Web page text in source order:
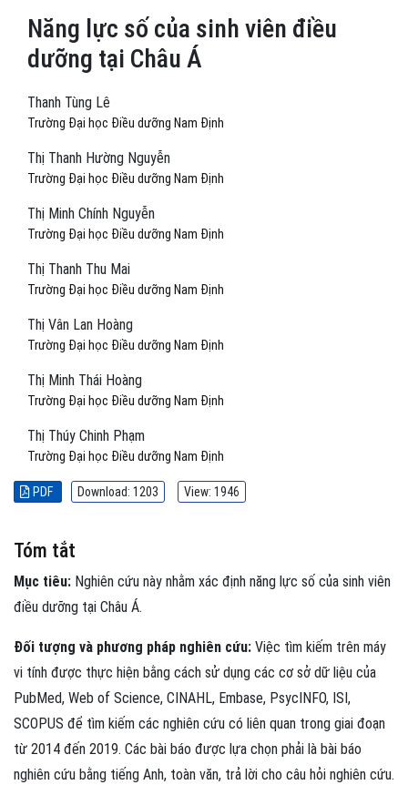
Năng lực số của sinh viên điều
dưỡng tại Châu Á
Thanh Tùng Lê
Trường Đại học Điều dưỡng Nam Định
Thị Thanh Hường Nguyễn
Trường Đại học Điều dưỡng Nam Định
Thị Minh Chính Nguyễn
Trường Đại học Điều dưỡng Nam Định
Thị Thanh Thu Mai
Trường Đại học Điều dưỡng Nam Định
Thị Vân Lan Hoàng
Trường Đại học Điều dưỡng Nam Định
Thị Minh Thái Hoàng
Trường Đại học Điều dưỡng Nam Định
Thị Thúy Chinh Phạm
Trường Đại học Điều dưỡng Nam Định
PDF Download: 1203 View: 1946
Tóm tắt
Mục tiêu: Nghiên cứu này nhằm xác định năng lực số của sinh viên
điều dưỡng tại Châu Á.
Đối tượng và phương pháp nghiên cứu: Việc tìm kiếm trên máy
vi tính được thực hiện bằng cách sử dụng các cơ sở dữ liệu của
PubMed, Web of Science, CINAHL, Embase, PsycINFO, ISI,
SCOPUS để tìm kiếm các nghiên cứu có liên quan trong giai đoạn
từ 2014 đến 2019. Các bài báo được lựa chọn phải là bài báo
nghiên cứu bằng tiếng Anh, toàn văn, trả lời cho câu hỏi nghiên cứu.